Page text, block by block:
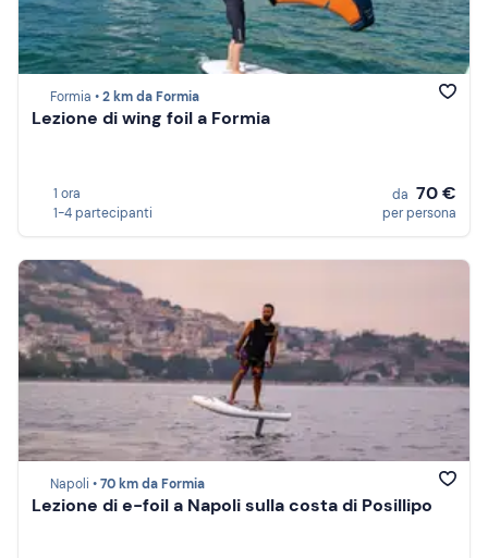
Formia •2 km da Formia
Lezione di wing foil a Formia
1 ora
1-4 partecipanti
da 70 €
per persona
Napoli •70 km da Formia
Lezione di e-foil a Napoli sulla costa di Posillipo